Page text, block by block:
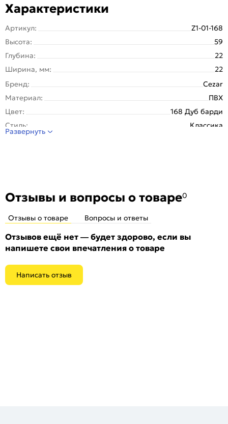
Характеристики
Артикул:
Z1-01-168
Высота:
59
Глубина:
22
Ширина, мм:
22
Бренд:
Cezar
Материал:
ПВХ
Цвет:
168 Дуб барди
Стиль:
Классика
Развернуть
Отзывы и вопросы о товаре0
Отзывы о товаре Вопросы и ответы
Отзывов ещё нет — будет здорово, если вы
напишете свои впечатления о товаре
Написать отзыв